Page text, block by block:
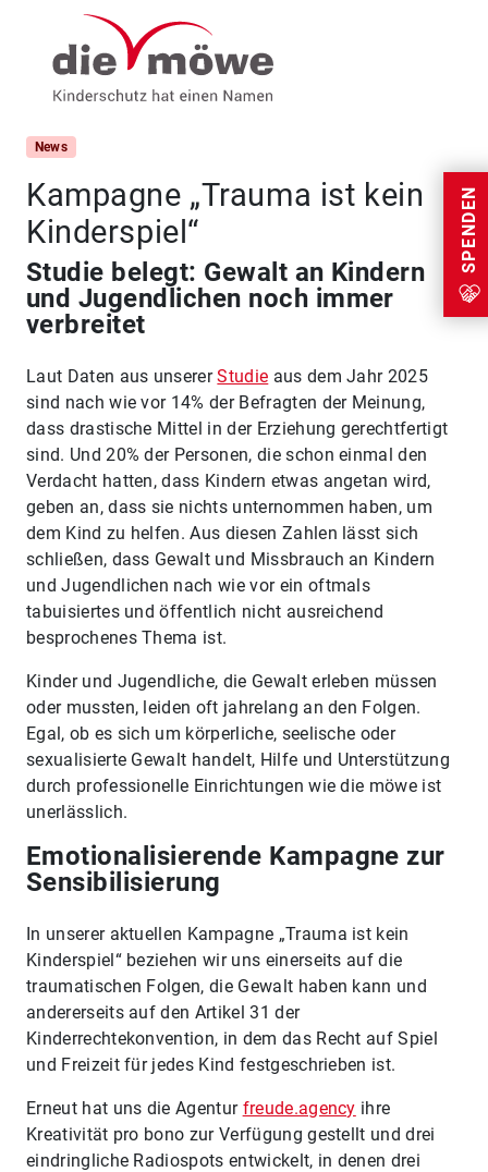
Weiter zum Inhalt
SPENDEN
News
Kampagne „Trauma ist kein
Kinderspiel“
Studie belegt: Gewalt an Kindern
und Jugendlichen noch immer
verbreitet
Laut Daten aus unsererStudie aus dem Jahr 2025
sind nach wie vor 14% der Befragten der Meinung,
dass drastische Mittel in der Erziehung gerechtfertigt
sind. Und 20% der Personen, die schon einmal den
Verdacht hatten, dass Kindern etwas angetan wird,
geben an, dass sie nichts unternommen haben, um
dem Kind zu helfen. Aus diesen Zahlen lässt sich
schließen, dass Gewalt und Missbrauch an Kindern
und Jugendlichen nach wie vor ein oftmals
tabuisiertes und öffentlich nicht ausreichend
besprochenes Thema ist.
Kinder und Jugendliche, die Gewalt erleben müssen
oder mussten, leiden oft jahrelang an den Folgen.
Egal, ob es sich um körperliche, seelische oder
sexualisierte Gewalt handelt, Hilfe und Unterstützung
durch professionelle Einrichtungen wie die möwe ist
unerlässlich.
Emotionalisierende Kampagne zur
Sensibilisierung
In unserer aktuellen Kampagne „Trauma ist kein
Kinderspiel“ beziehen wir uns einerseits auf die
traumatischen Folgen, die Gewalt haben kann und
andererseits auf den Artikel 31 der
Kinderrechtekonvention, in dem das Recht auf Spiel
und Freizeit für jedes Kind festgeschrieben ist.
Erneut hat uns die Agentur freude.agency ihre
Kreativität pro bono zur Verfügung gestellt und drei
eindringliche Radiospots entwickelt, in denen drei